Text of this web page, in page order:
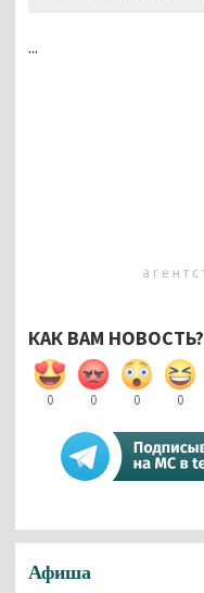
...
КАК ВАМ НОВОСТЬ?
0 0 0 0
Афиша